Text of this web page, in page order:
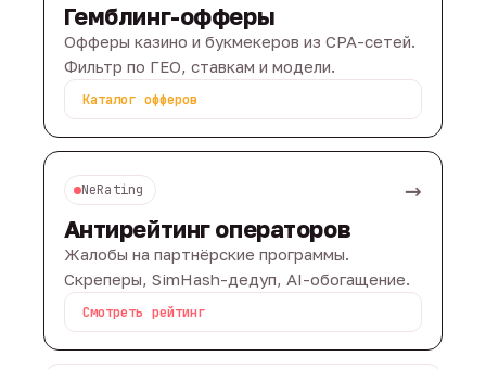
Гемблинг-офферы
Офферы казино и букмекеров из CPA-сетей.
Фильтр по ГЕО, ставкам и модели.
Каталог офферов
NeRating →
Антирейтинг операторов
Жалобы на партнёрские программы.
Скреперы, SimHash-дедуп, AI-обогащение.
Смотреть рейтинг